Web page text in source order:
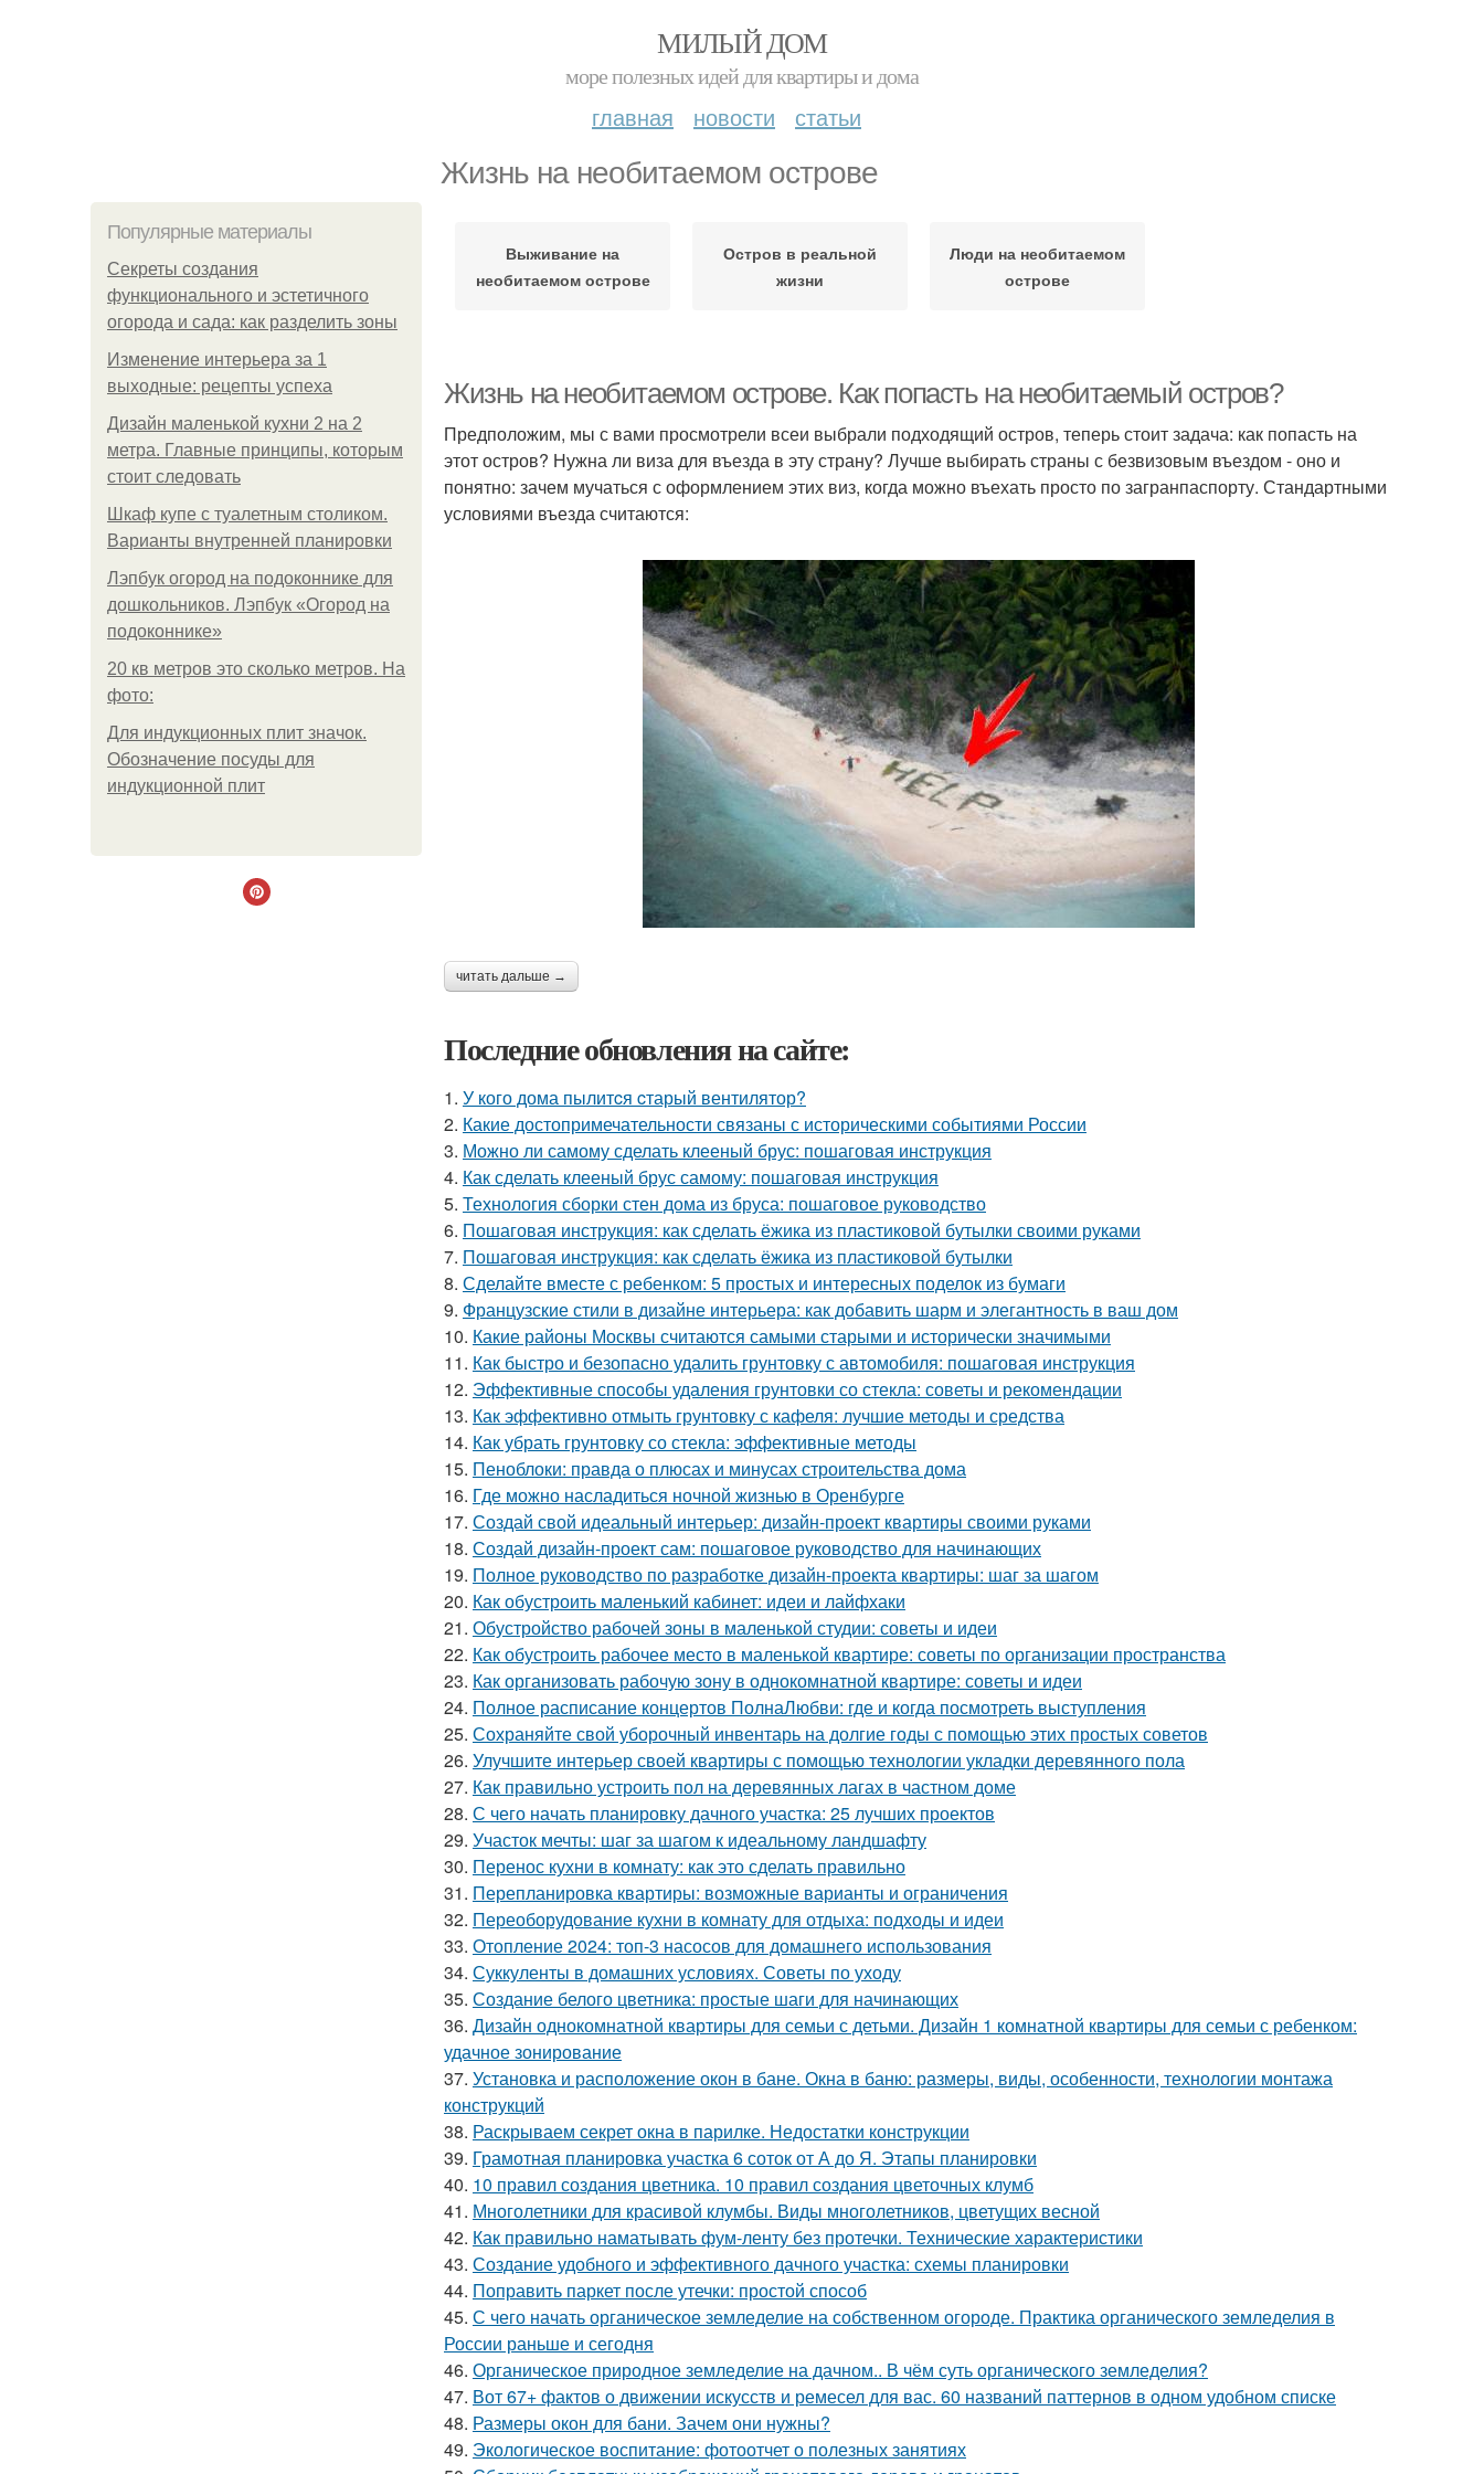
МИЛЫЙ ДОМ
море полезных идей для квартиры и дома
главная новости статьи
Жизнь на необитаемом острове
Популярные материалы
Секреты создания
функционального и эстетичного
огорода и сада: как разделить зоны
Изменение интерьера за 1
выходные: рецепты успеха
Дизайн маленькой кухни 2 на 2
метра. Главные принципы, которым
стоит следовать
Шкаф купе с туалетным столиком.
Варианты внутренней планировки
Лэпбук огород на подоконнике для
дошкольников. Лэпбук «Огород на
подоконнике»
20 кв метров это сколько метров. На
фото:
Для индукционных плит значок.
Обозначение посуды для
индукционной плит
Выживание на
необитаемом острове
Остров в реальной
жизни
Люди на необитаемом
острове
Жизнь на необитаемом острове. Как попасть на необитаемый остров?
Предположим, мы с вами просмотрели всеи выбрали подходящий остров, теперь стоит задача: как попасть на
этот остров? Нужна ли виза для въезда в эту страну? Лучше выбирать страны с безвизовым въездом - оно и
понятно: зачем мучаться с оформлением этих виз, когда можно въехать просто по загранпаспорту. Стандартными
условиями въезда считаются:
читать дальше →
Последние обновления на сайте:
1. У кого дома пылитcя cтарый вентилятор?
2. Какие достопримечательности связаны с историческими событиями России
3. Можно ли самому сделать клееный брус: пошаговая инструкция
4. Как сделать клееный брус самому: пошаговая инструкция
5. Технология сборки стен дома из бруса: пошаговое руководство
6. Пошаговая инструкция: как сделать ёжика из пластиковой бутылки своими руками
7. Пошаговая инструкция: как сделать ёжика из пластиковой бутылки
8. Сделайте вместе с ребенком: 5 простых и интересных поделок из бумаги
9. Французские стили в дизайне интерьера: как добавить шарм и элегантность в ваш дом
10. Какие районы Москвы считаются самыми старыми и исторически значимыми
11. Как быстро и безопасно удалить грунтовку с автомобиля: пошаговая инструкция
12. Эффективные способы удаления грунтовки со стекла: советы и рекомендации
13. Как эффективно отмыть грунтовку с кафеля: лучшие методы и средства
14. Как убрать грунтовку со стекла: эффективные методы
15. Пеноблоки: правда о плюсах и минусах строительства дома
16. Где можно насладиться ночной жизнью в Оренбурге
17. Создай свой идеальный интерьер: дизайн-проект квартиры своими руками
18. Создай дизайн-проект сам: пошаговое руководство для начинающих
19. Полное руководство по разработке дизайн-проекта квартиры: шаг за шагом
20. Как обустроить маленький кабинет: идеи и лайфхаки
21. Обустройство рабочей зоны в маленькой студии: советы и идеи
22. Как обустроить рабочее место в маленькой квартире: советы по организации пространства
23. Как организовать рабочую зону в однокомнатной квартире: советы и идеи
24. Полное расписание концертов ПолнаЛюбви: где и когда посмотреть выступления
25. Сохраняйте свой уборочный инвентарь на долгие годы с помощью этих простых советов
26. Улучшите интерьер своей квартиры с помощью технологии укладки деревянного пола
27. Как правильно устроить пол на деревянных лагах в частном доме
28. С чего начать планировку дачного участка: 25 лучших проектов
29. Участок мечты: шаг за шагом к идеальному ландшафту
30. Перенос кухни в комнату: как это сделать правильно
31. Перепланировка квартиры: возможные варианты и ограничения
32. Переоборудование кухни в комнату для отдыха: подходы и идеи
33. Отопление 2024: топ-3 насосов для домашнего использования
34. Суккуленты в домашних условиях. Советы по уходу
35. Создание белого цветника: простые шаги для начинающих
36. Дизайн однокомнатной квартиры для семьи с детьми. Дизайн 1 комнатной квартиры для семьи с ребенком:
удачное зонирование
37. Установка и расположение окон в бане. Окна в баню: размеры, виды, особенности, технологии монтажа
конструкций
38. Раскрываем секрет окна в парилке. Недостатки конструкции
39. Грамотная планировка участка 6 соток от А до Я. Этапы планировки
40. 10 правил создания цветника. 10 правил создания цветочных клумб
41. Многолетники для красивой клумбы. Виды многолетников, цветущих весной
42. Как правильно наматывать фум-ленту без протечки. Технические характеристики
43. Создание удобного и эффективного дачного участка: схемы планировки
44. Поправить паркет после утечки: простой способ
45. С чего начать органическое земледелие на собственном огороде. Практика органического земледелия в
России раньше и сегодня
46. Органическое природное земледелие на дачном.. В чём суть органического земледелия?
47. Вот 67+ фактов о движении искусств и ремесел для вас. 60 названий паттернов в одном удобном списке
48. Размеры окон для бани. Зачем они нужны?
49. Экологическое воспитание: фотоотчет о полезных занятиях